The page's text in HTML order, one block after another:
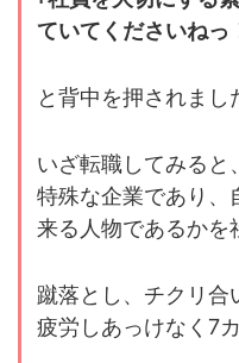
ていてくださいねっ
と背中を押されまし
いざ転職してみると
特殊な企業であり、
来る人物であるかを
蹴落とし、チクリ合
疲労しあっけなく7